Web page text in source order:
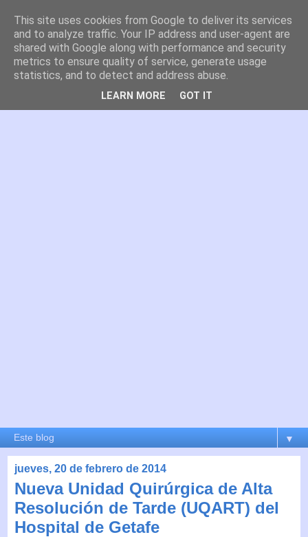
es por madrid
El blog de Madrid y su actualidad, proyectos, transporte,
movilidad, arquitectura, participación, medio ambiente,
educación, empleo, ...
▼
jueves, 20 de febrero de 2014
Nueva Unidad Quirúrgica de Alta
Resolución de Tarde (UQART) del
Hospital de Getafe
This site uses cookies from Google to deliver its services
and to analyze traffic. Your IP address and user-agent are
shared with Google along with performance and security
metrics to ensure quality of service, generate usage
statistics, and to detect and address abuse.
LEARN MORE GOT IT